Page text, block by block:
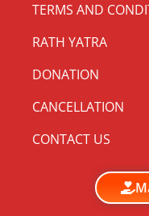
TERMS AND
RATH YATRA
DONATION
CANCELLATION
CONTACT US